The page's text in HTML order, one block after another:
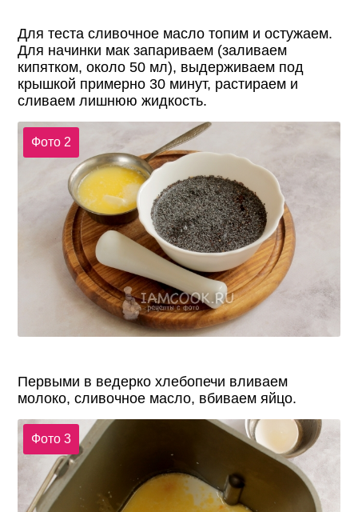
Для теста сливочное масло топим и остужаем.
Для начинки мак запариваем (заливаем
кипятком, около 50 мл), выдерживаем под
крышкой примерно 30 минут, растираем и
сливаем лишнюю жидкость.
Фото 2
Первыми в ведерко хлебопечи вливаем
молоко, сливочное масло, вбиваем яйцо.
Фото 3